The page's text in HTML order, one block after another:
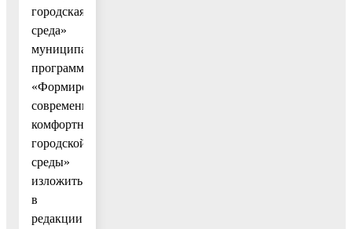
городская
среда»
муниципальной
программы
«Формирование
современной
комфортной
городской
среды»
изложить
в
редакции